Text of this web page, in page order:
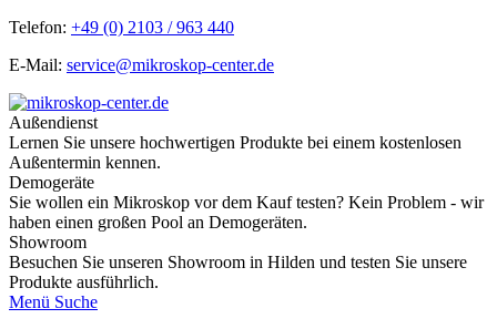
Telefon: +49 (0) 2103 / 963 440
E-Mail: service@mikroskop-center.de
Außendienst
Lernen Sie unsere hochwertigen Produkte bei einem kostenlosen
Außentermin kennen.
Demogeräte
Sie wollen ein Mikroskop vor dem Kauf testen? Kein Problem - wir
haben einen großen Pool an Demogeräten.
Showroom
Besuchen Sie unseren Showroom in Hilden und testen Sie unsere
Produkte ausführlich.
Menü Suche